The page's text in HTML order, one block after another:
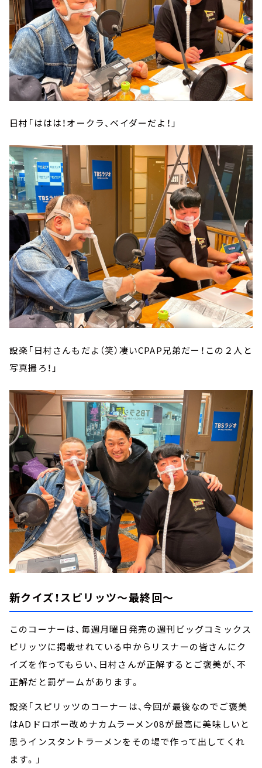
日村「ははは！オークラ、ベイダーだよ！」
設楽「日村さんもだよ（笑）凄いCPAP兄弟だー！この２人と
写真撮ろ！」
新クイズ！スピリッツ～最終回～
このコーナーは、毎週月曜日発売の週刊ビッグコミックス
ピリッツに掲載せれている中からリスナーの皆さんにク
イズを作ってもらい、日村さんが正解するとご褒美が、不
正解だと罰ゲームがあります。
設楽「スピリッツのコーナーは、今回が最後なのでご褒美
はADドロボー改めナカムラーメン08が最高に美味しいと
思うインスタントラーメンをその場で作って出してくれ
ます。」